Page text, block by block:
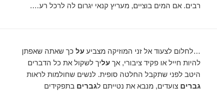
רבים. אם המים בוציים, מעריץ קנאי יגרום לה לרכל רע….
…לחלום לצעוד אל זני המוזיקה מצביעעל כך שאתה שאפתן
להיות חייל או פקיד ציבורי, אךעליך לשקול את כל הדברים
היטב לפני שתקבל החלטה סופית. לנשים שחולמות לראות
גברים צועדים, מנבא את נטייתם לגברים בתפקידים